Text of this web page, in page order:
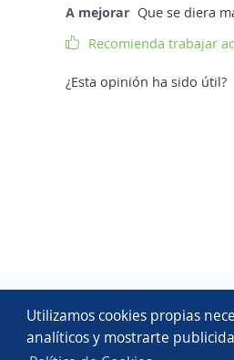
Utilizamos cookies propias
analíticos y mostrarte
A mejorar Que se diera
Recomienda trabajar
¿Esta opinión ha sido útil?